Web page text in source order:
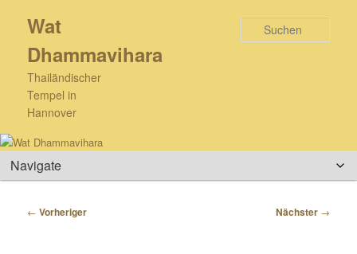
primären
springen
Wat
Dhammavihara
Thailändischer
Tempel in
Hannover
Hauptmenü
Beitragsnavigation
← Vorheriger Nächster →